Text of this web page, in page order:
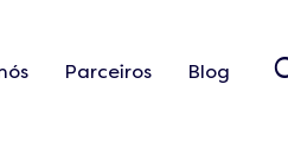
Parceiros Blog